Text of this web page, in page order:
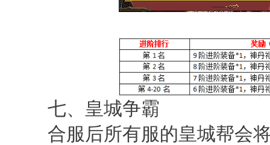
七、皇城争霸
合服后所有服的皇城帮会将